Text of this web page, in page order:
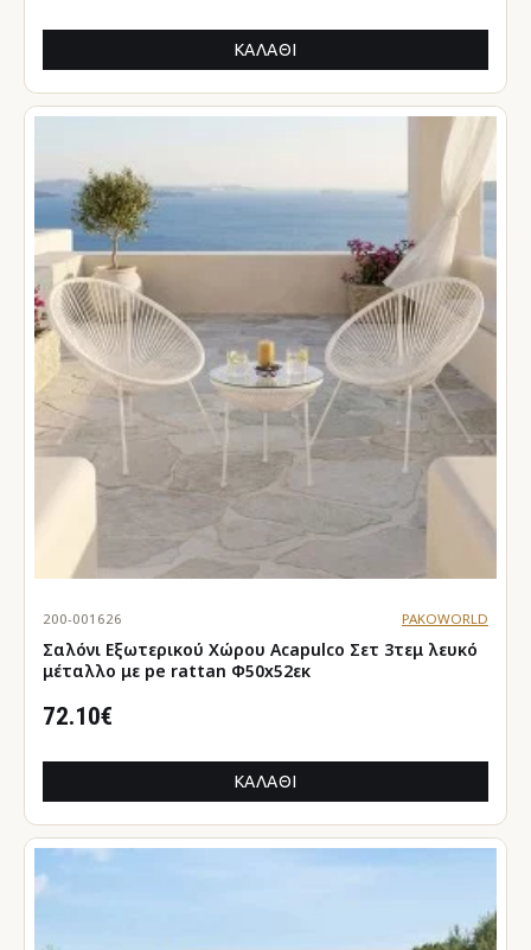
ΚΑΛΆΘΙ
200-001626 PAKOWORLD
Σαλόνι Εξωτερικού Χώρου Acapulco Σετ 3τεμ λευκό
μέταλλο με pe rattan Φ50x52εκ
72.10€
ΚΑΛΆΘΙ